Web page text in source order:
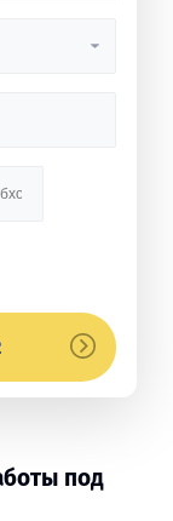
под